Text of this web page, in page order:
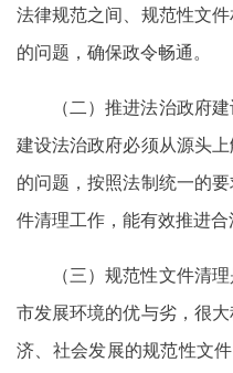
法律规范之间、规范性文
的问题，确保政令畅通。
（二）推进法治政府
建设法治政府必须从源头
的问题，按照法制统一的
件清理工作，能有效推进合
（三）规范性文件清
市发展环境的优与劣，很
济、社会发展的规范性文